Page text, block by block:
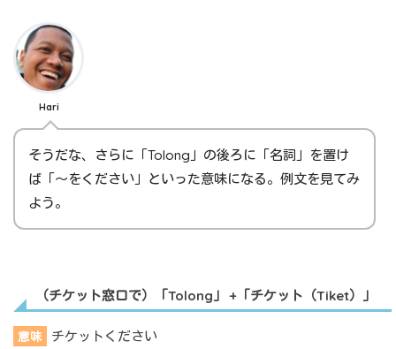
Hari
そうだな、さらに「Tolong」の後ろに「名詞」を置け
ば「～をください」といった意味になる。例文を見てみ
よう。
（チケット窓口で）「Tolong」 +「チケット（Tiket）」
意味 チケットください